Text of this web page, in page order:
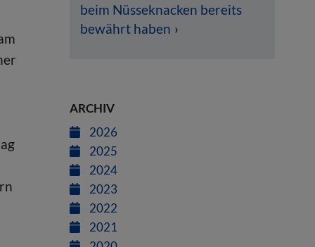
beim Nüsseknacken bereits
bewährt haben
ARCHIV
2026
2025
2024
2023
2022
2021